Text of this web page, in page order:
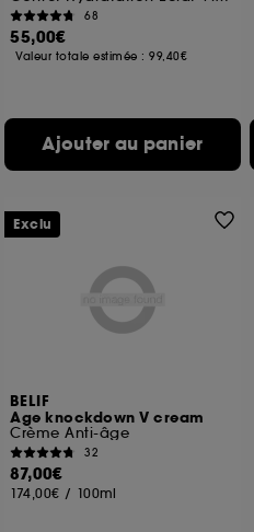
68
55,00€
Valeur totale estimée :99,40€
Ajouter au panier
BELIF
Age knockdown V cream
Crème Anti-âge
32
87,00€
174,00€ / 100ml
Exclu